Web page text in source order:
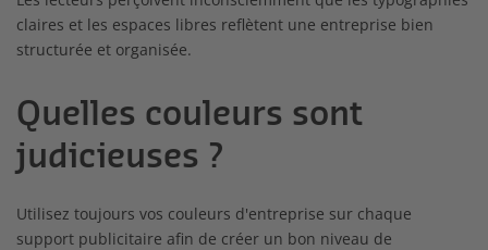
claires et les espaces libres reflètent une entreprise bien
structurée et organisée.
Quelles couleurs sont
judicieuses ?
Utilisez toujours vos couleurs d'entreprise sur chaque
support publicitaire afin de créer un bon niveau de